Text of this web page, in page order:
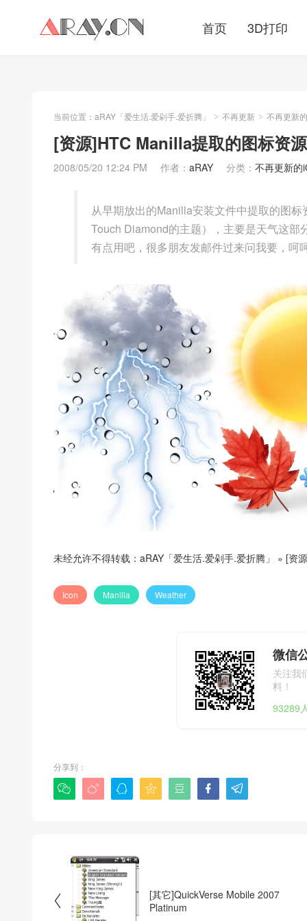
首页 3D打印
当前位置： aRAY「爱生活.爱剁手.爱折腾」 > 不再更新 > 不再更新
[资源]HTC Manilla提取的图标资源
2008/05/20 12:24 PM 作者： aRAY 分类： 不再更新的
从早期放出的Manilla安装文件中提取的图
Touch Diamond的主题），主要是天气这
有点用吧，很多朋友发邮件过来问我要，呵
未经允许不得转载： aRAY「爱生活.爱剁手.爱折腾」 » [资
Icon Manilla Weather
微信
关注我
料！
93289
分享到：
      

[其它]QuickVerse Mobile 2007
Platinum